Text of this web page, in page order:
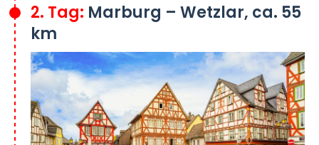
2. Tag: Marburg – Wetzlar, ca. 55
km